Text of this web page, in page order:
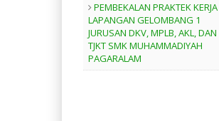
PEMBEKALAN PRAKTEK KERJA
LAPANGAN GELOMBANG 1
JURUSAN DKV, MPLB, AKL, DAN
TJKT SMK MUHAMMADIYAH
PAGARALAM